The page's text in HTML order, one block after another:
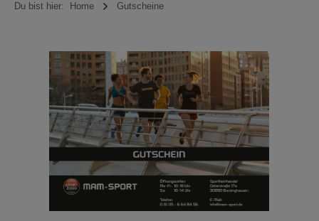
Du bist hier: Home Gutscheine
Bildergalerie überspringen